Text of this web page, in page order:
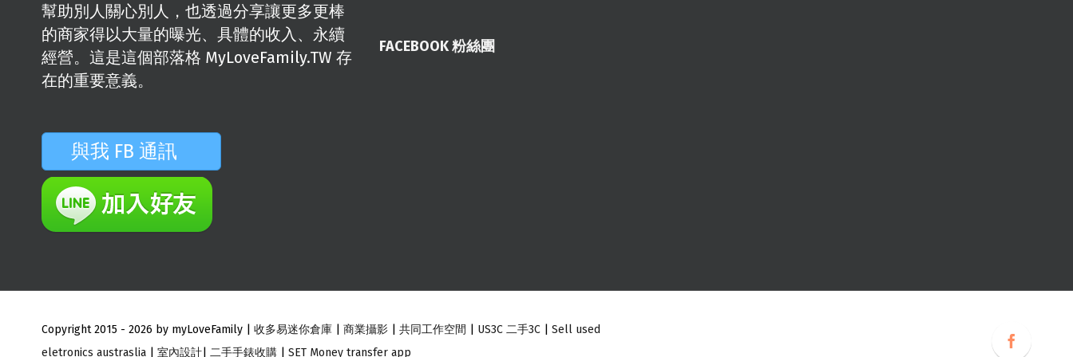
幫助別人關心別人，也透過分享讓更多更棒
的商家得以大量的曝光、具體的收入、永續
經營。這是這個部落格 MyLoveFamily.TW 存
在的重要意義。
與我 FB 通訊
FACEBOOK 粉絲團
Copyright 2015 - 2026 by myLoveFamily | 收多易迷你倉庫 商業攝影 共同工作空間 US3C 二手3C
Sell used
eletronics austraslia
室內設計 二手手錶收購 SET Money transfer app